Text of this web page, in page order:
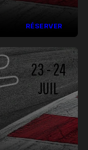
RÉSERVER
23 - 24
JUIL